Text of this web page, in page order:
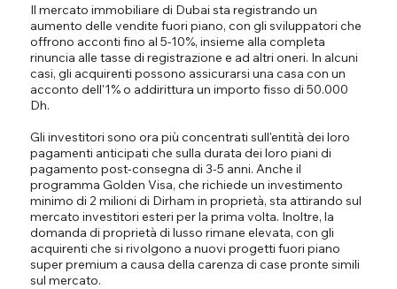
Il mercato immobiliare di Dubai sta registrando un
aumento delle vendite fuori piano, con gli sviluppatori che
offrono acconti fino al 5-10%, insieme alla completa
rinuncia alle tasse di registrazione e ad altri oneri. In alcuni
casi, gli acquirenti possono assicurarsi una casa con un
acconto dell'1% o addirittura un importo fisso di 50.000
Dh.
Gli investitori sono ora più concentrati sull'entità dei loro
pagamenti anticipati che sulla durata dei loro piani di
pagamento post-consegna di 3-5 anni. Anche il
programma Golden Visa, che richiede un investimento
minimo di 2 milioni di Dirham in proprietà, sta attirando sul
mercato investitori esteri per la prima volta. Inoltre, la
domanda di proprietà di lusso rimane elevata, con gli
acquirenti che si rivolgono a nuovi progetti fuori piano
super premium a causa della carenza di case pronte simili
sul mercato.